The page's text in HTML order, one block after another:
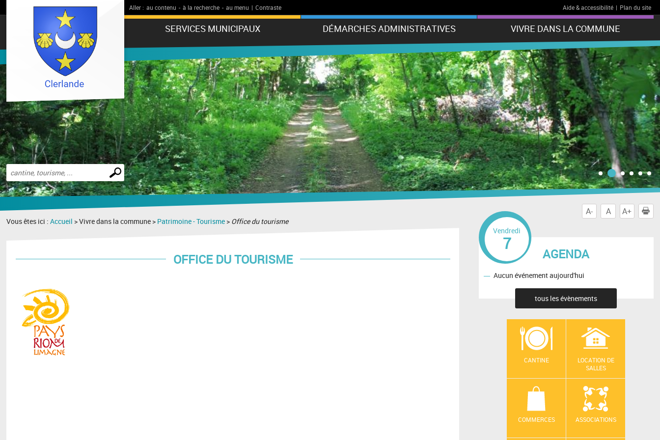
Aller : au contenu - à la recherche - au menu | Contraste Aide & accessibilité | Plan du site
SERVICES MUNICIPAUX DÉMARCHES ADMINISTRATIVES VIVRE DANS LA COMMUNE
Effectuer
une
recherche
A- A A+
Vous êtes ici :Accueil > Vivre dans la commune > Patrimoine - Tourisme > Office du tourisme
OFFICE DU TOURISME AGENDA
Vendredi
7
Aucun événement aujourd'hui
tous les évènements
CANTINE
LOCATION DE
SALLES
COMMERCES ASSOCIATIONS